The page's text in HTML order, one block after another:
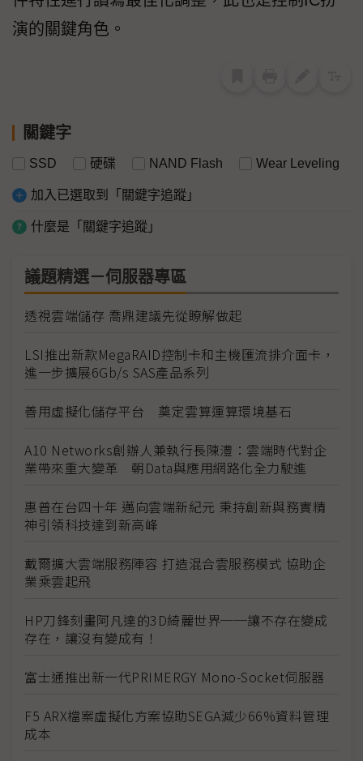
演的關鍵角色。
關鍵字
SSD 硬碟 NAND Flash Wear Leveling
加入已選取到「關鍵字追蹤」
什麼是「關鍵字追蹤」
議題精選－伺服器專區
透視雲端儲存 喬鼎建議先從瞭解做起
LSI推出新款MegaRAID控制卡和主機匯流排介面卡，
進一步擴展6Gb/s SAS產品系列
善用虛擬化儲存平台 奠定雲算運算環境基石
A10 Networks創辦人兼執行長陳澧：雲端時代對企
業帶來重大變革 朝Data與應用網路化全力駛進
惠普在台四十年 邁向雲端新紀元 秉持創新與務實精
神引領科技達到新高峰
戴爾擴大雲端服務陣容 打造混合雲服務模式 協助企
業乘雲起飛
HP刀鋒刻畫阿凡達的3D綺麗世界──讓不存在變成
存在，讓沒有變成有！
富士通推出新一代PRIMERGY Mono-Socket伺服器
F5 ARX檔案虛擬化方案協助SEGA減少66%資料管理
成本